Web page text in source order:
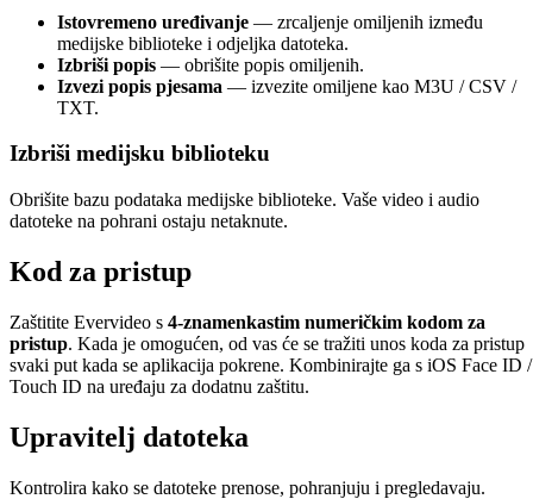
Istovremeno uređivanje — zrcaljenje omiljenih između
medijske biblioteke i odjeljka datoteka.
Izbriši popis — obrišite popis omiljenih.
Izvezi popis pjesama — izvezite omiljene kao M3U / CSV /
TXT.
Izbriši medijsku biblioteku
Obrišite bazu podataka medijske biblioteke. Vaše video i audio
datoteke na pohrani ostaju netaknute.
Kod za pristup
Zaštitite Evervideo s 4-znamenkastim numeričkim kodom za
pristup. Kada je omogućen, od vas će se tražiti unos koda za pristup
svaki put kada se aplikacija pokrene. Kombinirajte ga s iOS Face ID /
Touch ID na uređaju za dodatnu zaštitu.
Upravitelj datoteka
Kontrolira kako se datoteke prenose, pohranjuju i pregledavaju.